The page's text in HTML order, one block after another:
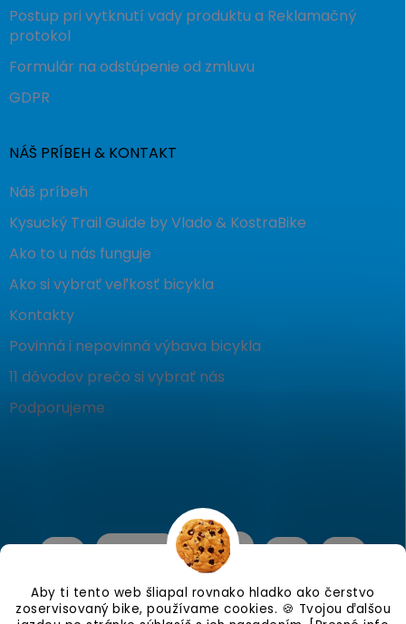
Aby ti tento web šliapal rovnako hladko ako čerstvo
zoservisovaný bike, používame cookies. 🍪 Tvojou ďalšou
Postup pri vytknutí vady produktu a Reklamačný
protokol
Formulár na odstúpenie od zmluvu
GDPR
NÁŠ PRÍBEH & KONTAKT
Náš príbeh
Kysucký Trail Guide by Vlado & KostraBike
Ako to u nás funguje
Ako si vybrať veľkosť bicykla
Kontakty
Povinná i nepovinná výbava bicykla
11 dôvodov prečo si vybrať nás
Podporujeme